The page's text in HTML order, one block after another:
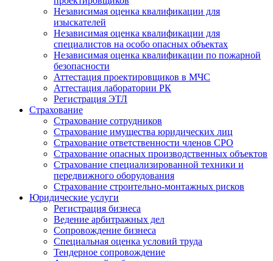
Независимая оценка квалификации для
изыскателей
Независимая оценка квалификации для
специалистов на особо опасных объектах
Независимая оценка квалификации по пожарной
безопасности
Аттестация проектировщиков в МЧС
Аттестация лаборатории РК
Регистрация ЭТЛ
Страхование
Страхование сотрудников
Страхование имущества юридических лиц
Страхование ответственности членов СРО
Страхование опасных производственных объектов
Страхование специализированной техники и
передвижного оборудования
Страхование строительно-монтажных рисков
Юридические услуги
Регистрация бизнеса
Ведение арбитражных дел
Сопровождение бизнеса
Специальная оценка условий труда
Тендерное сопровождение